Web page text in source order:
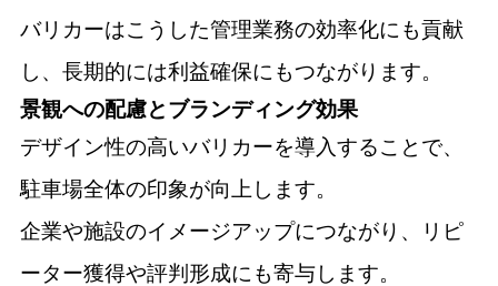
バリカーはこうした管理業務の効率化にも貢献
し、長期的には利益確保にもつながります。
景観への配慮とブランディング効果
デザイン性の高いバリカーを導入することで、
駐車場全体の印象が向上します。
企業や施設のイメージアップにつながり、リピ
ーター獲得や評判形成にも寄与します。